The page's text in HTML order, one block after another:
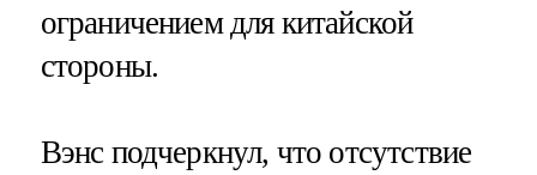
ограничением для китайской
стороны.
Вэнс подчеркнул, что отсутствие